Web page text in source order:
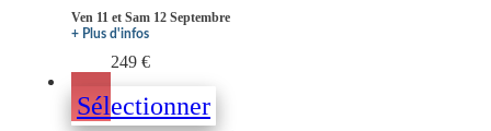
Ven 11 et Sam 12 Septembre
+ Plus d'infos
249 €
Sélectionner